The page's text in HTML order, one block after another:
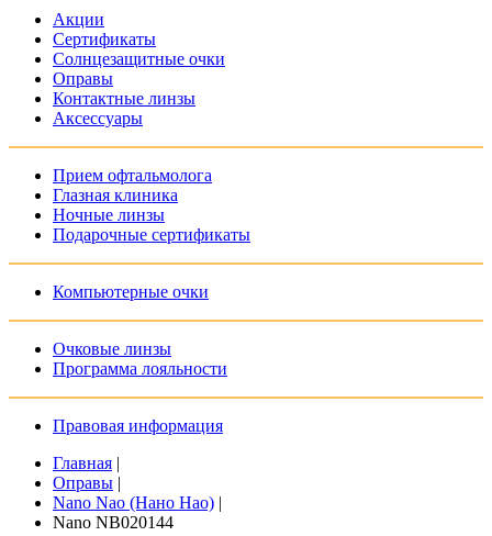
Акции
Сертификаты
Солнцезащитные очки
Оправы
Контактные линзы
Аксессуары
Прием офтальмолога
Глазная клиника
Ночные линзы
Подарочные сертификаты
Компьютерные очки
Очковые линзы
Программа лояльности
Правовая информация
Главная |
Оправы |
Nano Nao (Нано Нао) |
Nano NB020144